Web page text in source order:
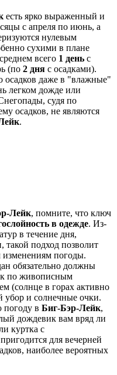
есть ярко выраженный и
с апреля по июнь, а
нулевым
сухими в плане
всего 1 день с
(по 2 дня с осадками).
осадков даже в "влажные"
легком дожде или
судя по
осадков, не являются
.
Лейк, помните, что ключ
в одежде. Из-
в течение дня,
такой подход позволит
изменениям погоды.
обязательно должны
по живописным
(солнце в горах активно
убор и солнечные очки.
погоду в Биг-Бэр-Лейк,
дождевик вам вряд ли
куртка с
для вечерней
наиболее вероятных